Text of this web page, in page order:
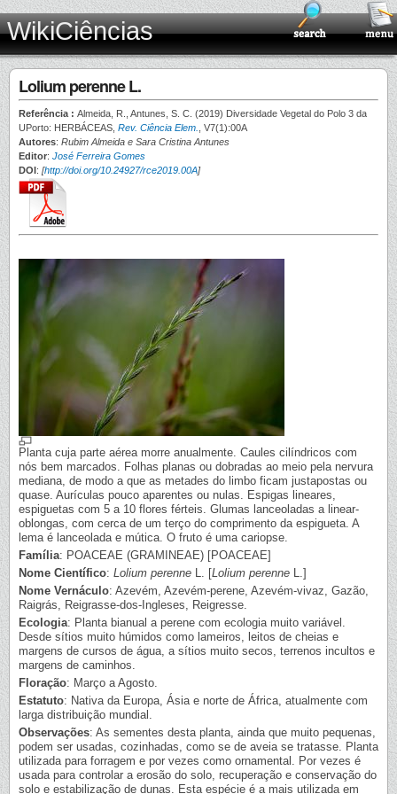
WikiCiências
Lolium perenne L.
Referência : Almeida, R., Antunes, S. C. (2019) Diversidade Vegetal do Polo 3 da
UPorto: HERBÁCEAS, Rev. Ciência Elem.
, V7(1):00A
Autores: Rubim Almeida e Sara Cristina Antunes
Editor: José Ferreira Gomes
DOI: [http://doi.org/10.24927/rce2019.00A]
Planta cuja parte aérea morre anualmente. Caules cilíndricos com
nós bem marcados. Folhas planas ou dobradas ao meio pela nervura
mediana, de modo a que as metades do limbo ficam justapostas ou
quase. Aurículas pouco aparentes ou nulas. Espigas lineares,
espiguetas com 5 a 10 flores férteis. Glumas lanceoladas a linear-
oblongas, com cerca de um terço do comprimento da espigueta. A
lema é lanceolada e mútica. O fruto é uma cariopse.
Família: POACEAE (GRAMINEAE) [POACEAE]
Nome Científico: Lolium perenne L. [Lolium perenne L.]
Nome Vernáculo: Azevém, Azevém-perene, Azevém-vivaz, Gazão,
Raigrás, Reigrasse-dos-Ingleses, Reigresse.
Ecologia: Planta bianual a perene com ecologia muito variável.
Desde sítios muito húmidos como lameiros, leitos de cheias e
margens de cursos de água, a sítios muito secos, terrenos incultos e
margens de caminhos.
Floração: Março a Agosto.
Estatuto: Nativa da Europa, Ásia e norte de África, atualmente com
larga distribuição mundial.
Observações: As sementes desta planta, ainda que muito pequenas,
podem ser usadas, cozinhadas, como se de aveia se tratasse. Planta
utilizada para forragem e por vezes como ornamental. Por vezes é
usada para controlar a erosão do solo, recuperação e conservação do
solo e estabilização de dunas. Esta espécie é a mais utilizada em